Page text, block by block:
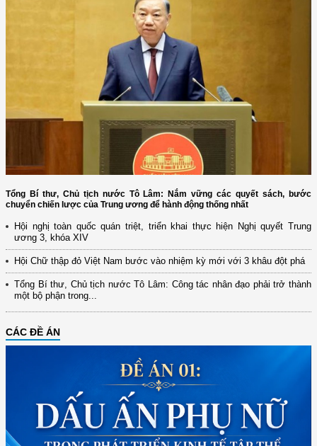
Tổng Bí thư, Chủ tịch nước Tô Lâm: Nắm vững các quyết sách, bước
chuyển chiến lược của Trung ương để hành động thống nhất
Hội nghị toàn quốc quán triệt, triển khai thực hiện Nghị quyết Trung
ương 3, khóa XIV
Hội Chữ thập đỏ Việt Nam bước vào nhiệm kỳ mới với 3 khâu đột phá
Tổng Bí thư, Chủ tịch nước Tô Lâm: Công tác nhân đạo phải trở thành
một bộ phận trong...
CÁC ĐỀ ÁN